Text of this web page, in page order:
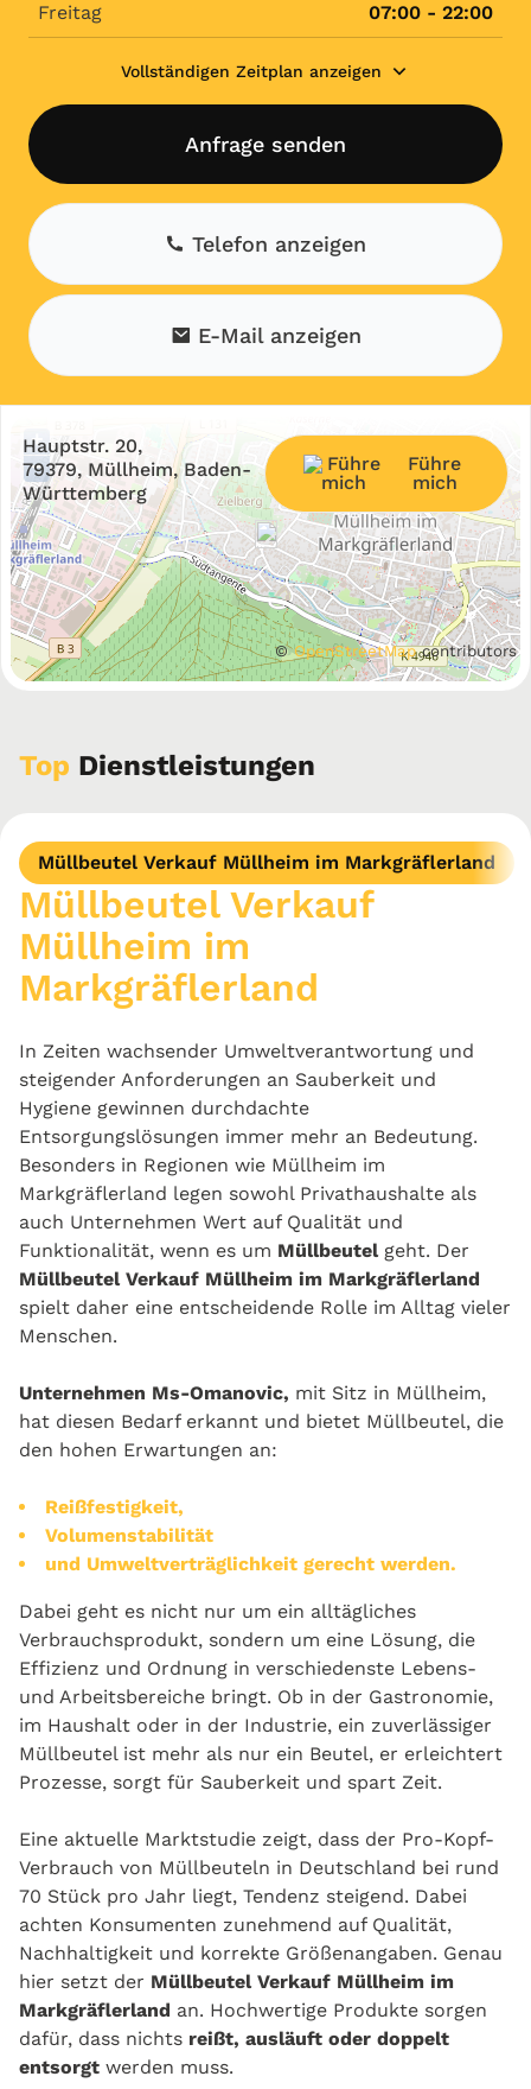
Freitag 07:00 - 22:00
Vollständigen Zeitplan anzeigen
Anfrage senden
Telefon anzeigen
E-Mail anzeigen
+
−
©OpenStreetMapcontributors
Hauptstr. 20,
79379, Müllheim, Baden-
Württemberg
Führe
mich
Top Dienstleistungen
Müllbeutel Verkauf Müllheim im Markgräflerland
Müllbeutel Verkauf
Müllheim im
Markgräflerland
In Zeiten wachsender Umweltverantwortung und
steigender Anforderungen an Sauberkeit und
Hygiene gewinnen durchdachte
Entsorgungslösungen immer mehr an Bedeutung.
Besonders in Regionen wie Müllheim im
Markgräflerland legen sowohl Privathaushalte als
auch Unternehmen Wert auf Qualität und
Funktionalität, wenn es um Müllbeutel geht. Der
Müllbeutel Verkauf Müllheim im Markgräflerland
spielt daher eine entscheidende Rolle im Alltag vieler
Menschen.
Unternehmen Ms-Omanovic, mit Sitz in Müllheim,
hat diesen Bedarf erkannt und bietet Müllbeutel, die
den hohen Erwartungen an:
Reißfestigkeit,
Volumenstabilität
und Umweltverträglichkeit gerecht werden.
Dabei geht es nicht nur um ein alltägliches
Verbrauchsprodukt, sondern um eine Lösung, die
Effizienz und Ordnung in verschiedenste Lebens-
und Arbeitsbereiche bringt. Ob in der Gastronomie,
im Haushalt oder in der Industrie, ein zuverlässiger
Müllbeutel ist mehr als nur ein Beutel, er erleichtert
Prozesse, sorgt für Sauberkeit und spart Zeit.
Eine aktuelle Marktstudie zeigt, dass der Pro-Kopf-
Verbrauch von Müllbeuteln in Deutschland bei rund
70 Stück pro Jahr liegt, Tendenz steigend. Dabei
achten Konsumenten zunehmend auf Qualität,
Nachhaltigkeit und korrekte Größenangaben. Genau
hier setzt der Müllbeutel Verkauf Müllheim im
Markgräflerland an. Hochwertige Produkte sorgen
dafür, dass nichts reißt, ausläuft oder doppelt
entsorgt werden muss.